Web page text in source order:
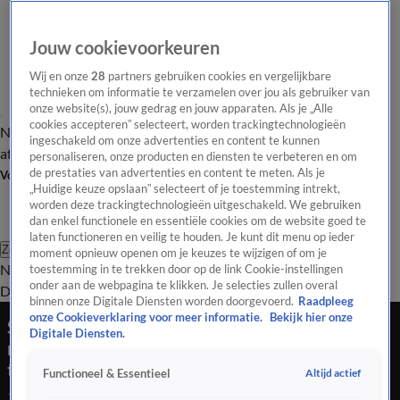
Nieuws van de DagOpinie van de Dag Onze categorieën Laatste
afleveringVideo's Nieuws van de Dag Podcast
Volg Nieuws van de Dag
Zoeken
Nieuws van de DagOpinie van de
Dag
Video'sUitzendingen PodcastPanelContact
Syriërs vrijwillig terug naar thuisland: 'Moedig
remigratie aan van mensen die vijandig staan
tegenover onze samenleving'
16 sep 2025, 19:07
Jouw cookievoorkeuren
Wij en onze28 partners gebruiken cookies en vergelijkbare
technieken om informatie te verzamelen over jou als gebruiker van
onze website(s), jouw gedrag en jouw apparaten. Als je „Alle
cookies accepteren” selecteert, worden trackingtechnologieën
ingeschakeld om onze advertenties en content te kunnen
personaliseren, onze producten en diensten te verbeteren en om
de prestaties van advertenties en content te meten. Als je
„Huidige keuze opslaan” selecteert of je toestemming intrekt,
worden deze trackingtechnologieën uitgeschakeld. We gebruiken
dan enkel functionele en essentiële cookies om de website goed te
laten functioneren en veilig te houden. Je kunt dit menu op ieder
moment opnieuw openen om je keuzes te wijzigen of om je
toestemming in te trekken door op de link Cookie-instellingen
onder aan de webpagina te klikken. Je selecties zullen overal
binnen onze Digitale Diensten worden doorgevoerd. Raadpleeg
onze Cookieverklaring voor meer informatie.
Bekijk hier onze
Digitale Diensten.
Functioneel & Essentieel Altijd actief